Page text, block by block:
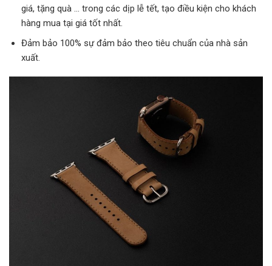
giá, tặng quà … trong các dịp lễ tết, tạo điều kiện cho khách
hàng mua tại giá tốt nhất.
Đảm bảo 100% sự đảm bảo theo tiêu chuẩn của nhà sản
xuất.